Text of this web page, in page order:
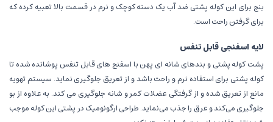
بنج برای این کوله پشتی ضد آب یک دسته کوچک و نرم در قسمت بالا تعبیه کرده که
برای گرفتن راحت است.
لایه اسفنجی قابل تنفس
پشت کوله پشتی و بند‌های شانه ای پهن با اسفنج های قابل تنفس پوشانده شده تا
کوله پشتی برای استفاده نرم و راحت باشد و از تعریق جلوگیری نماید. سیستم تهویه
مانع از تعریق شده و از گرفتگی عضلات کمر و شانه جلوگیری می کند. به علاوه از بو
جلوگیری می‌کند و عرق را جذب می‌نماید. طراحی ارگونومیک در پشتی این کوله موجب